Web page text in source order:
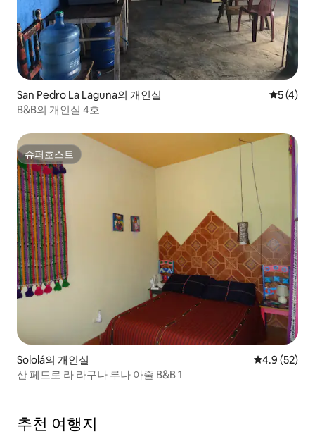
San Pedro La Laguna의 개인실 평점 5점
5 (4)
B&B의 개인실 4호
슈퍼호스트
슈퍼호스트
Sololá의 개인실 평점 4.9점(5
4.9 (52)
산 페드로 라 라구나 루나 아줄 B&B 1
추천 여행지